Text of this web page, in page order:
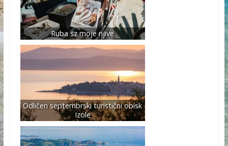
Ruba sz moje njive
Odličen septembrski turistični obisk
Izole